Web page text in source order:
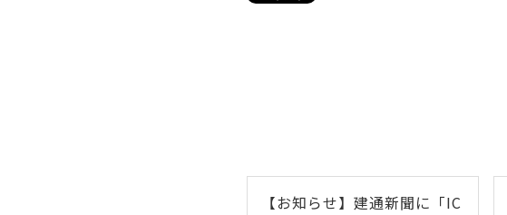
【お知らせ】建通新聞に「IC